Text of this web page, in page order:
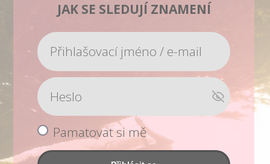
JAK SE SLEDUJÍ ZNAMENÍ
Pamatovat si mě